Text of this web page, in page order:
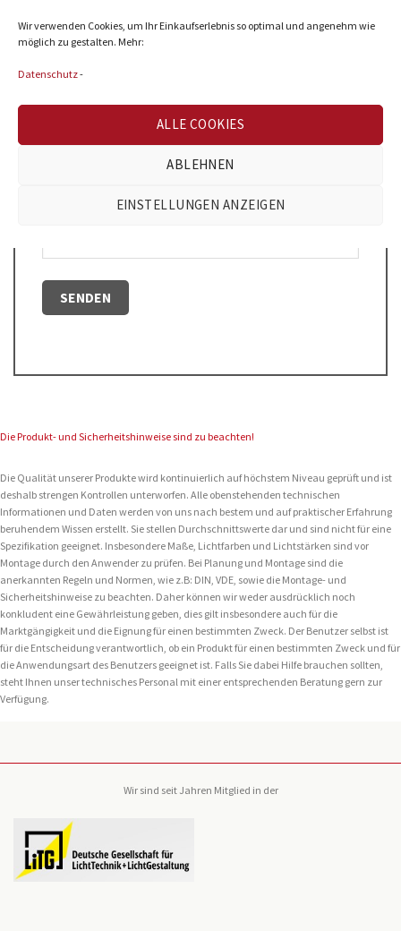
Wir verwenden Cookies, um Ihr Einkaufserlebnis so optimal und angenehm wie
möglich zu gestalten. Mehr:
Datenschutz-
ALLE COOKIES
ABLEHNEN
EINSTELLUNGEN ANZEIGEN
Die Produkt- und Sicherheitshinweise sind zu beachten!
Die Qualität unserer Produkte wird kontinuierlich auf höchstem Niveau geprüft und ist
deshalb strengen Kontrollen unterworfen. Alle obenstehenden technischen
Informationen und Daten werden von uns nach bestem und auf praktischer Erfahrung
beruhendem Wissen erstellt. Sie stellen Durchschnittswerte dar und sind nicht für eine
Spezifikation geeignet. Insbesondere Maße, Lichtfarben und Lichtstärken sind vor
Montage durch den Anwender zu prüfen. Bei Planung und Montage sind die
anerkannten Regeln und Normen, wie z.B: DIN, VDE, sowie die Montage- und
Sicherheitshinweise zu beachten. Daher können wir weder ausdrücklich noch
konkludent eine Gewährleistung geben, dies gilt insbesondere auch für die
Marktgängigkeit und die Eignung für einen bestimmten Zweck. Der Benutzer selbst ist
für die Entscheidung verantwortlich, ob ein Produkt für einen bestimmten Zweck und für
die Anwendungsart des Benutzers geeignet ist. Falls Sie dabei Hilfe brauchen sollten,
steht Ihnen unser technisches Personal mit einer entsprechenden Beratung gern zur
Verfügung.
Wir sind seit Jahren Mitglied in der